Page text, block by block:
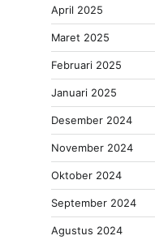
April 2025
Maret 2025
Februari 2025
Januari 2025
Desember 2024
November 2024
Oktober 2024
September 2024
Agustus 2024